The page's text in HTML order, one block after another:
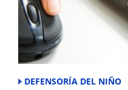
DEFENSORÍA DEL NIÑO